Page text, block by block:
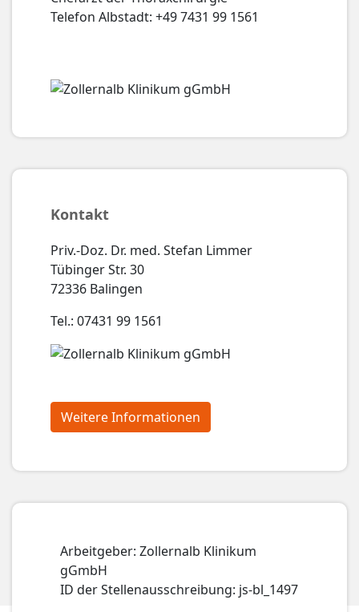
Telefon Albstadt: +49 7431 99 1561
Kontakt
Priv.-Doz. Dr. med. Stefan Limmer
Tübinger Str. 30
72336 Balingen
Tel.: 07431 99 1561
Weitere Informationen
Arbeitgeber: Zollernalb Klinikum
gGmbH
ID der Stellenausschreibung: js-bl_1497